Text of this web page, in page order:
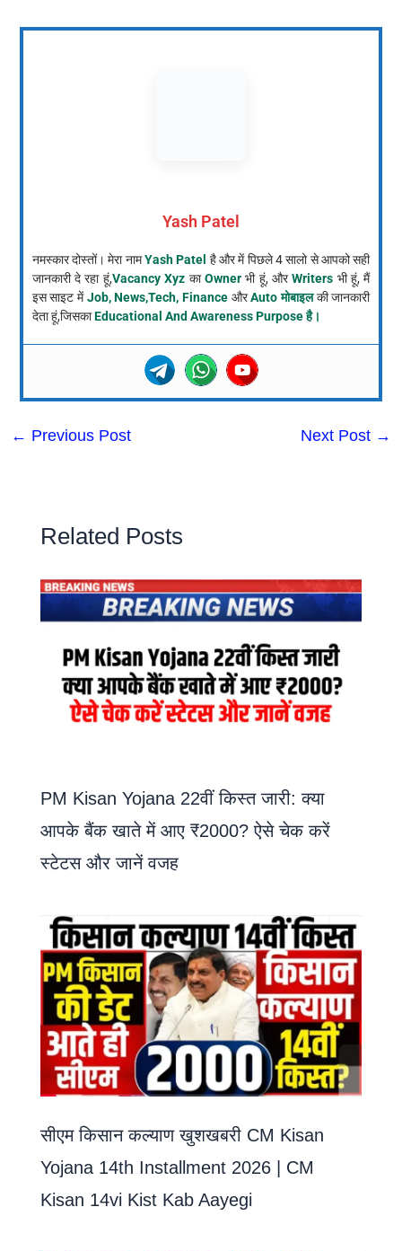
Yash Patel
नमस्कार दोस्तों। मेरा नामYash Patel है और में पिछले 4 सालो से आपको सही
जानकारी दे रहा हूं,Vacancy Xyz काOwnerभी हूं, औरWriters भी हूं, मैं
इस साइट मेंJob, News,Tech, Finance औरAuto मोबाइलकी जानकारी
देता हूं,जिसकाEducational And Awareness Purpose है।
← Previous Post Next Post →
Related Posts
PM Kisan Yojana 22वीं किस्त जारी: क्या
आपके बैंक खाते में आए ₹2000? ऐसे चेक करें
स्टेटस और जानें वजह
सीएम किसान कल्याण खुशखबरी CM Kisan
Yojana 14th Installment 2026 | CM
Kisan 14vi Kist Kab Aayegi